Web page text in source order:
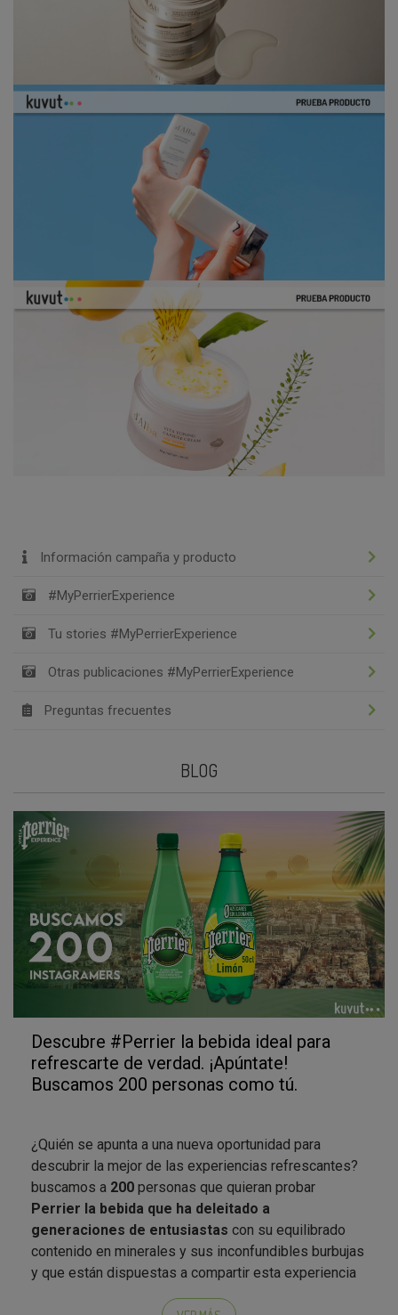
Información campaña y producto
#MyPerrierExperience
Tu stories #MyPerrierExperience
Otras publicaciones #MyPerrierExperience
Preguntas frecuentes
BLOG
Descubre #Perrier la bebida ideal para
refrescarte de verdad. ¡Apúntate!
Buscamos 200 personas como tú.
¿Quién se apunta a una nueva oportunidad para
descubrir la mejor de las experiencias refrescantes?
buscamos a 200 personas que quieran probar
Perrier la bebida que ha deleitado a
generaciones de entusiastas con su equilibrado
contenido en minerales y sus inconfundibles burbujas
y que están dispuestas a compartir esta experiencia